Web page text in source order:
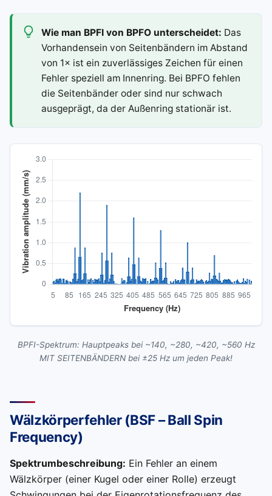
Wie man BPFI von BPFO unterscheidet: Das
Vorhandensein von Seitenbändern im Abstand
von 1× ist ein zuverlässiges Zeichen für einen
Fehler speziell am Innenring. Bei BPFO fehlen
die Seitenbänder oder sind nur schwach
ausgeprägt, da der Außenring stationär ist.
BPFI-Spektrum: Hauptpeaks bei ~140, ~280, ~420, ~560 Hz
MIT SEITENBÄNDERN bei ±25 Hz um jeden Peak!
Wälzkörperfehler (BSF – Ball Spin
Frequency)
Spektrumbeschreibung: Ein Fehler an einem
Wälzkörper (einer Kugel oder einer Rolle) erzeugt